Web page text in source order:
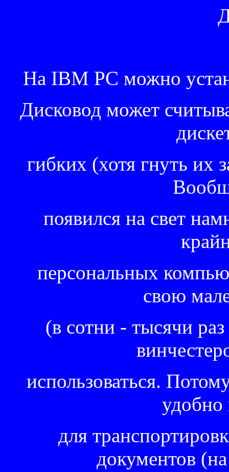
На IBM PC можно
Дисковод может
гибких (хотя гнуть их
появился на свет
персональных
свою
(в сотни - тысячи
использоваться.
удобно
для
документов